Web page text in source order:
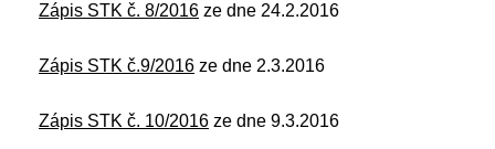
Zápis STK č. 8/2016 ze dne 24.2.2016
Zápis STK č.9/2016 ze dne 2.3.2016
Zápis STK č. 10/2016 ze dne 9.3.2016